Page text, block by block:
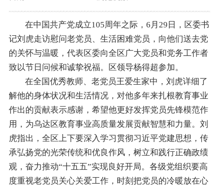
在中国共产党成立105周年之际，6月29日，区委书
记刘虎走访慰问老党员、生活困难党员，向他们送去党
的关怀与温暖，代表区委向全区广大党员和党务工作者
致以节日问候和诚挚祝福。区领导杨得超参加。
在全国优秀教师、老党员王爱生家中，刘虎详细了
解他的身体状况和生活情况，对他多年来扎根教育事业
作出的贡献表示感谢，希望他更好发挥党员先锋模范作
用，为乌达区教育事业高质量发展贡献智慧和力量。刘
虎指出，全区上下要深入学习贯彻习近平党建思想，传
承弘扬党的光荣传统和优良作风，树立和践行正确政绩
观，奋力推动“十五五”实现良好开局。各级党组织要高
度重视老党员关心关爱工作，时刻把党员的冷暖放在心